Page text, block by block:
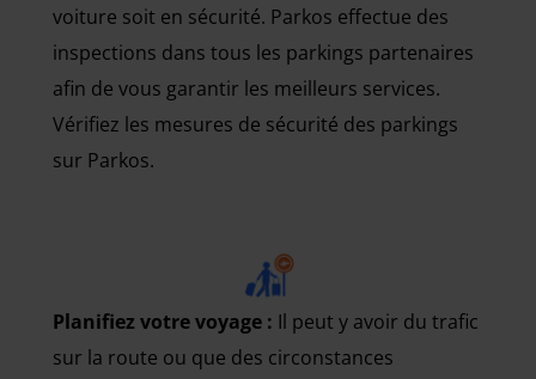
voiture soit en sécurité. Parkos effectue des
inspections dans tous les parkings partenaires
afin de vous garantir les meilleurs services.
Vérifiez les mesures de sécurité des parkings
sur Parkos.
Planifiez votre voyage : Il peut y avoir du trafic
sur la route ou que des circonstances